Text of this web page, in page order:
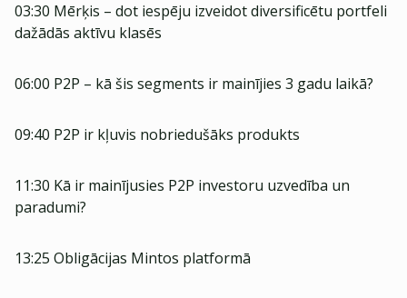
03:30 Mērķis – dot iespēju izveidot diversificētu portfeli
dažādās aktīvu klasēs
06:00 P2P – kā šis segments ir mainījies 3 gadu laikā?
09:40 P2P ir kļuvis nobriedušāks produkts
11:30 Kā ir mainījusies P2P investoru uzvedība un
paradumi?
13:25 Obligācijas Mintos platformā